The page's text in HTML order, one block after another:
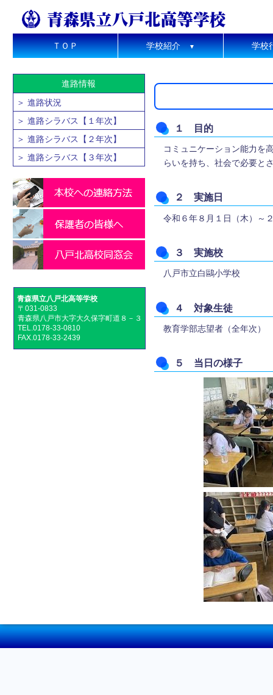
ＴＯＰ 学校紹介▼ 学
進路情報
＞ 進路状況
＞ 進路シラバス【１年次】
＞ 進路シラバス【２年次】
＞ 進路シラバス【３年次】
青森県立八戸北高等学校
〒031-0833
青森県八戸市大字大久保字町道８－３
TEL.0178-33-0810
FAX.0178-33-2439
１ 目的
コミュニケーション能力を
らいを持ち、社会で必要と
２ 実施日
令和６年８月１日（木）～
３ 実施校
八戸市立白鷗小学校
４ 対象生徒
教育学部志望者（全年次）
５ 当日の様子